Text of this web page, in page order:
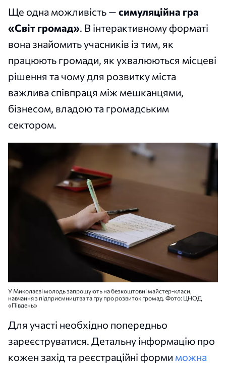
Ще одна можливість — симуляційна гра
«Світ громад». В інтерактивному форматі
вона знайомить учасників із тим, як
працюють громади, як ухвалюються місцеві
рішення та чому для розвитку міста
важлива співпраця між мешканцями,
бізнесом, владою та громадським
сектором.
У Миколаєві молодь запрошують на безкоштовні майстер-класи,
навчання з підприємництва та гру про розвиток громад. Фото: ЦНОД
«Південь»
Для участі необхідно попередньо
зареєструватися. Детальну інформацію про
кожен захід та реєстраційні форми можна